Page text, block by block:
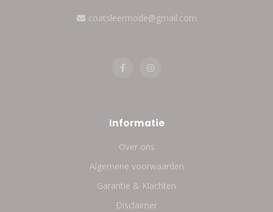
coatsleermode@gmail.com
Informatie
Over ons
Algemene voorwaarden
Garantie & Klachten
Disclaimer